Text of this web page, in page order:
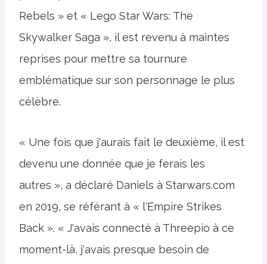
Rebels » et « Lego Star Wars: The
Skywalker Saga », il est revenu à maintes
reprises pour mettre sa tournure
emblématique sur son personnage le plus
célèbre.
« Une fois que j'aurais fait le deuxième, il est
devenu une donnée que je ferais les
autres », a déclaré Daniels à Starwars.com
en 2019, se référant à « l'Empire Strikes
Back ». « J'avais connecté à Threepio à ce
moment-là, j'avais presque besoin de